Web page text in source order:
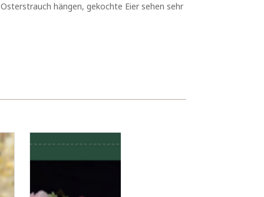
hängen, gekochte Eier sehen sehr